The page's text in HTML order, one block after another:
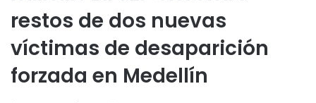
restos de dos nuevas
víctimas de desaparición
forzada en Medellín